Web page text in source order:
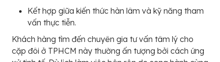
Kết hợp giữa kiến thức hàn lâm và kỹ năng tham
vấn thực tiễn.
Khách hàng tìm đến chuyên gia tư vấn tâm lý cho
cặp đôi ở TPHCM này thường ấn tượng bởi cách ứng